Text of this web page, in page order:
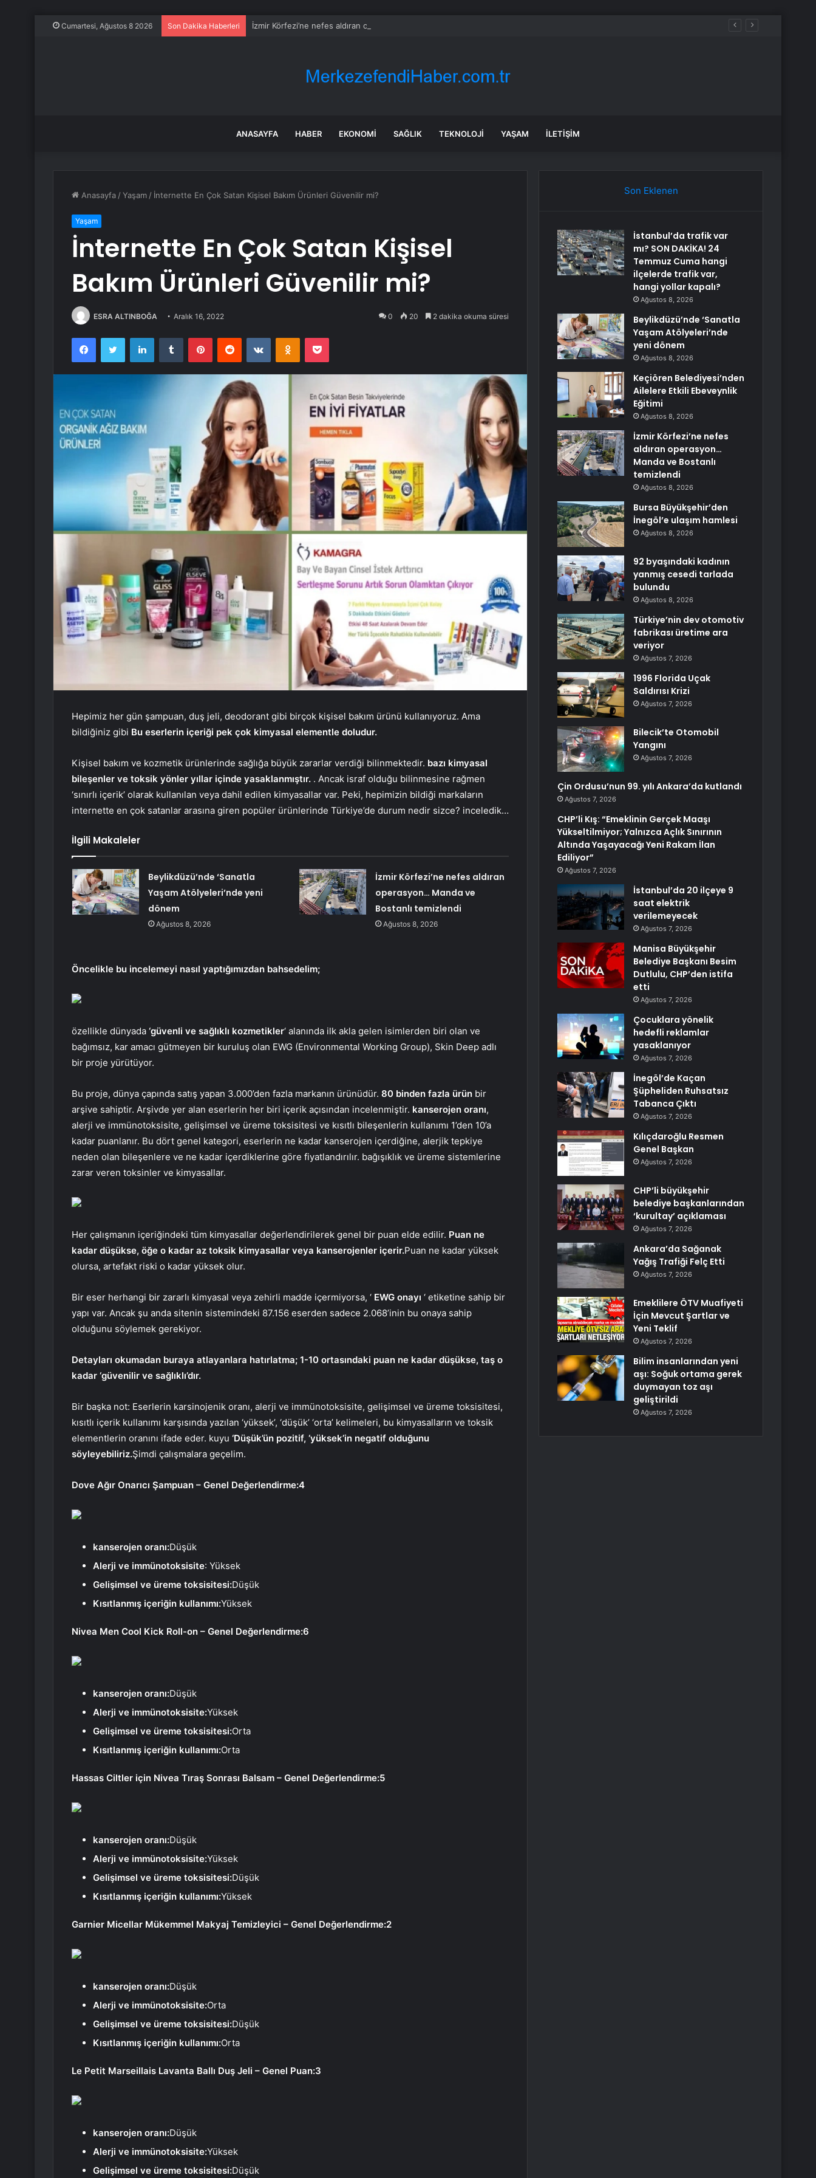
Cumartesi, Ağustos 8 2026 Son Dakika Haberleri İzmir Körfezi’ne nefes aldıran operasyon… Manda ve Bostanlı temizlendi
ANASAYFA HABER EKONOMI SAĞLIK TEKNOLOJI YAŞAM İLETIŞIM
Anasayfa /Yaşam / İnternette En Çok Satan Kişisel Bakım Ürünleri Güvenilir mi?
Yaşam
İnternette En Çok Satan Kişisel
Bakım Ürünleri Güvenilir mi?
ESRA ALTINBOĞA Aralık 16, 2022 0 20 2 dakika okuma süresi
FacebookTwitter LinkedInTumblr PinterestReddit VKontakteOdnoklassniki
Pocket
Hepimiz her gün şampuan, duş jeli, deodorant gibi birçok kişisel bakım ürünü kullanıyoruz. Ama
bildiğiniz gibi Bu eserlerin içeriği pek çok kimyasal elementle doludur.
Kişisel bakım ve kozmetik ürünlerinde sağlığa büyük zararlar verdiği bilinmektedir. bazı kimyasal
bileşenler ve toksik yönler yıllar içinde yasaklanmıştır. . Ancak israf olduğu bilinmesine rağmen
‘sınırlı içerik’ olarak kullanılan veya dahil edilen kimyasallar var. Peki, hepimizin bildiği markaların
internette en çok satanlar arasına giren popüler ürünlerinde Türkiye’de durum nedir sizce? inceledik…
İlgili Makaleler
Beylikdüzü’nde ‘Sanatla
Yaşam Atölyeleri’nde yeni
dönem
Ağustos 8, 2026
İzmir Körfezi’ne nefes aldıran
operasyon… Manda ve
Bostanlı temizlendi
Ağustos 8, 2026
Öncelikle bu incelemeyi nasıl yaptığımızdan bahsedelim;
özellikle dünyada ‘güvenli ve sağlıklı kozmetikler‘ alanında ilk akla gelen isimlerden biri olan ve
bağımsız, kar amacı gütmeyen bir kuruluş olan EWG (Environmental Working Group), Skin Deep adlı
bir proje yürütüyor.
Bu proje, dünya çapında satış yapan 3.000’den fazla markanın ürünüdür. 80 binden fazla ürün bir
arşive sahiptir. Arşivde yer alan eserlerin her biri içerik açısından incelenmiştir. kanserojen oranı,
alerji ve immünotoksisite, gelişimsel ve üreme toksisitesi ve kısıtlı bileşenlerin kullanımı 1’den 10’a
kadar puanlanır. Bu dört genel kategori, eserlerin ne kadar kanserojen içerdiğine, alerjik tepkiye
neden olan bileşenlere ve ne kadar içerdiklerine göre fiyatlandırılır. bağışıklık ve üreme sistemlerine
zarar veren toksinler ve kimyasallar.
Her çalışmanın içeriğindeki tüm kimyasallar değerlendirilerek genel bir puan elde edilir. Puan ne
kadar düşükse, öğe o kadar az toksik kimyasallar veya kanserojenler içerir.Puan ne kadar yüksek
olursa, artefakt riski o kadar yüksek olur.
Bir eser herhangi bir zararlı kimyasal veya zehirli madde içermiyorsa, ‘ EWG onayı ‘ etiketine sahip bir
yapı var. Ancak şu anda sitenin sistemindeki 87.156 eserden sadece 2.068’inin bu onaya sahip
olduğunu söylemek gerekiyor.
Detayları okumadan buraya atlayanlara hatırlatma; 1-10 ortasındaki puan ne kadar düşükse, taş o
kadar ‘güvenilir ve sağlıklı’dır.
Bir başka not: Eserlerin karsinojenik oranı, alerji ve immünotoksisite, gelişimsel ve üreme toksisitesi,
kısıtlı içerik kullanımı karşısında yazılan ‘yüksek’, ‘düşük’ ‘orta’ kelimeleri, bu kimyasalların ve toksik
elementlerin oranını ifade eder. kuyu ‘Düşük’ün pozitif, ‘yüksek’in negatif olduğunu
söyleyebiliriz.Şimdi çalışmalara geçelim.
Dove Ağır Onarıcı Şampuan – Genel Değerlendirme:4
kanserojen oranı:Düşük
Alerji ve immünotoksisite: Yüksek
Gelişimsel ve üreme toksisitesi:Düşük
Kısıtlanmış içeriğin kullanımı:Yüksek
Nivea Men Cool Kick Roll-on – Genel Değerlendirme:6
kanserojen oranı:Düşük
Alerji ve immünotoksisite:Yüksek
Gelişimsel ve üreme toksisitesi:Orta
Kısıtlanmış içeriğin kullanımı:Orta
Hassas Ciltler için Nivea Tıraş Sonrası Balsam – Genel Değerlendirme:5
kanserojen oranı:Düşük
Alerji ve immünotoksisite:Yüksek
Gelişimsel ve üreme toksisitesi:Düşük
Kısıtlanmış içeriğin kullanımı:Yüksek
Garnier Micellar Mükemmel Makyaj Temizleyici – Genel Değerlendirme:2
kanserojen oranı:Düşük
Alerji ve immünotoksisite:Orta
Gelişimsel ve üreme toksisitesi:Düşük
Kısıtlanmış içeriğin kullanımı:Orta
Le Petit Marseillais Lavanta Ballı Duş Jeli – Genel Puan:3
kanserojen oranı:Düşük
Alerji ve immünotoksisite:Yüksek
Gelişimsel ve üreme toksisitesi:Düşük
Son Eklenen
İstanbul’da trafik var
mı? SON DAKİKA! 24
Temmuz Cuma hangi
ilçelerde trafik var,
hangi yollar kapalı?
Ağustos 8, 2026
Beylikdüzü’nde ‘Sanatla
Yaşam Atölyeleri’nde
yeni dönem
Ağustos 8, 2026
Keçiören Belediyesi’nden
Ailelere Etkili Ebeveynlik
Eğitimi
Ağustos 8, 2026
İzmir Körfezi’ne nefes
aldıran operasyon…
Manda ve Bostanlı
temizlendi
Ağustos 8, 2026
Bursa Büyükşehir’den
İnegöl’e ulaşım hamlesi
Ağustos 8, 2026
92 byaşındaki kadının
yanmış cesedi tarlada
bulundu
Ağustos 8, 2026
Türkiye’nin dev otomotiv
fabrikası üretime ara
veriyor
Ağustos 7, 2026
1996 Florida Uçak
Saldırısı Krizi
Ağustos 7, 2026
Bilecik’te Otomobil
Yangını
Ağustos 7, 2026
Çin Ordusu’nun 99. yılı Ankara’da kutlandı
Ağustos 7, 2026
CHP’li Kış: “Emeklinin Gerçek Maaşı
Yükseltilmiyor; Yalnızca Açlık Sınırının
Altında Yaşayacağı Yeni Rakam İlan
Ediliyor”
Ağustos 7, 2026
İstanbul’da 20 ilçeye 9
saat elektrik
verilemeyecek
Ağustos 7, 2026
Manisa Büyükşehir
Belediye Başkanı Besim
Dutlulu, CHP’den istifa
etti
Ağustos 7, 2026
Çocuklara yönelik
hedefli reklamlar
yasaklanıyor
Ağustos 7, 2026
İnegöl’de Kaçan
Şüpheliden Ruhsatsız
Tabanca Çıktı
Ağustos 7, 2026
Kılıçdaroğlu Resmen
Genel Başkan
Ağustos 7, 2026
CHP’li büyükşehir
belediye başkanlarından
‘kurultay’ açıklaması
Ağustos 7, 2026
Ankara’da Sağanak
Yağış Trafiği Felç Etti
Ağustos 7, 2026
Emeklilere ÖTV Muafiyeti
İçin Mevcut Şartlar ve
Yeni Teklif
Ağustos 7, 2026
Bilim insanlarından yeni
aşı: Soğuk ortama gerek
duymayan toz aşı
geliştirildi
Ağustos 7, 2026